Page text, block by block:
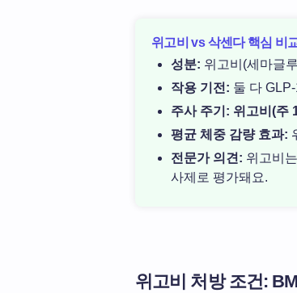
위고비 vs 삭센다 핵심 비
성분: 위고비(세마글
작용 기전: 둘 다
주사 주기: 위고비(주
평균 체중 감량 효과:
전문가 의견: 위고비
사제로 평가돼요.
위고비 처방 조건: